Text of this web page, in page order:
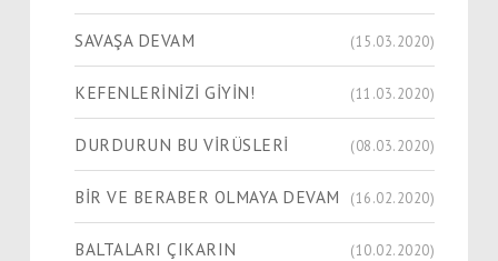
SAVAŞA DEVAM (15.03.2020)
KEFENLERİNİZİ GİYİN! (11.03.2020)
DURDURUN BU VİRÜSLERİ (08.03.2020)
BİR VE BERABER OLMAYA DEVAM (16.02.2020)
BALTALARI ÇIKARIN (10.02.2020)